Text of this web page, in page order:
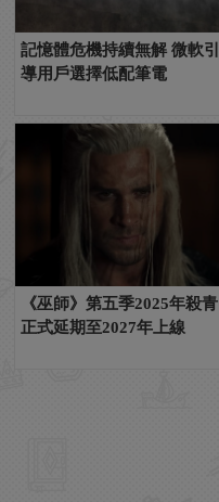
記憶體危機持續無解 微軟引
導用戶選擇低配筆電
《巫師》第五季2025年殺青
正式延期至2027年上線